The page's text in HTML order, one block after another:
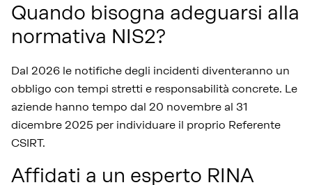
Quando bisogna adeguarsi alla
normativa NIS2?
Dal 2026 le notifiche degli incidenti diventeranno un
obbligo con tempi stretti e responsabilità concrete. Le
aziende hanno tempo dal 20 novembre al 31
dicembre 2025 per individuare il proprio Referente
CSIRT.
Affidati a un esperto RINA